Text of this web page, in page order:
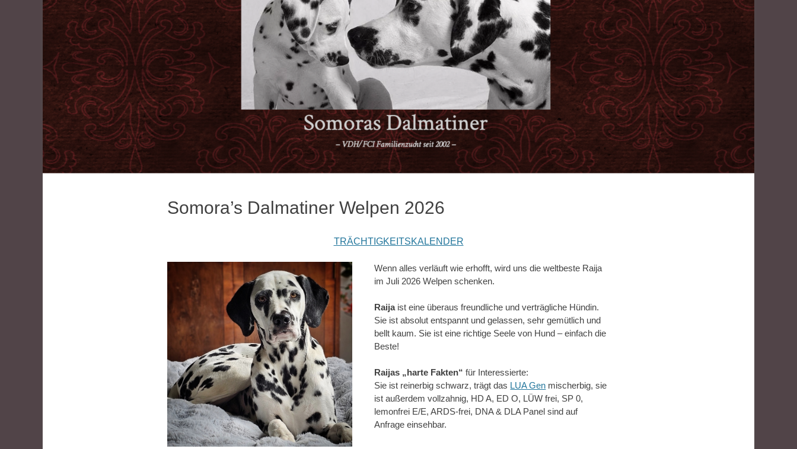
Somora’s Dalmatiner Welpen 2026
TRÄCHTIGKEITSKALENDER
Wenn alles verläuft wie erhofft, wird uns die weltbeste Raija
im Juli 2026 Welpen schenken.
Raijaist eine überaus freundliche und verträgliche Hündin.
Sie ist absolut entspannt und gelassen, sehr gemütlich und
bellt kaum. Sie ist eine richtige Seele von Hund – einfach die
Beste!
Raijas „harte Fakten“ für Interessierte:
Sie ist reinerbig schwarz, trägt das LUA Gen mischerbig, sie
ist außerdem vollzahnig, HD A, ED O, LÜW frei, SP 0,
lemonfrei E/E, ARDS-frei, DNA & DLA Panel sind auf
Anfrage einsehbar.